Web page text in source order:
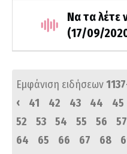
Να τα λέτε
(17/09/
Εμφάνιση ειδήσεων
‹
41 42 43 44 45
52
53 54 55 56 57
64
65 66 67 68